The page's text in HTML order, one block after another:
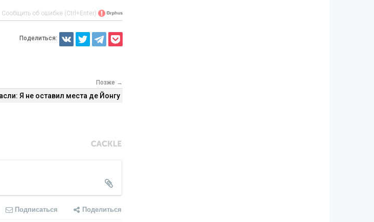
Сообщить об ошибке (Ctrl+Enter)
Поделиться:
Позже →
Я не оставил места де Йонгу
Подписаться Поделиться